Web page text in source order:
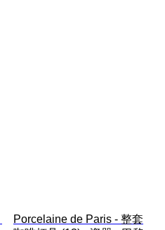
Porcelaine de Paris - 整套